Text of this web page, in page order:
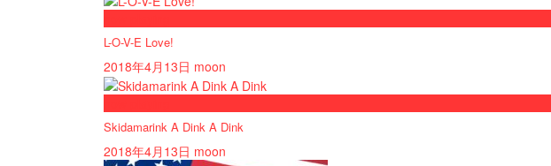
L-O-V-E Love!
2018年4月13日 moon
Skidamarink A Dink A Dink
2018年4月13日 moon